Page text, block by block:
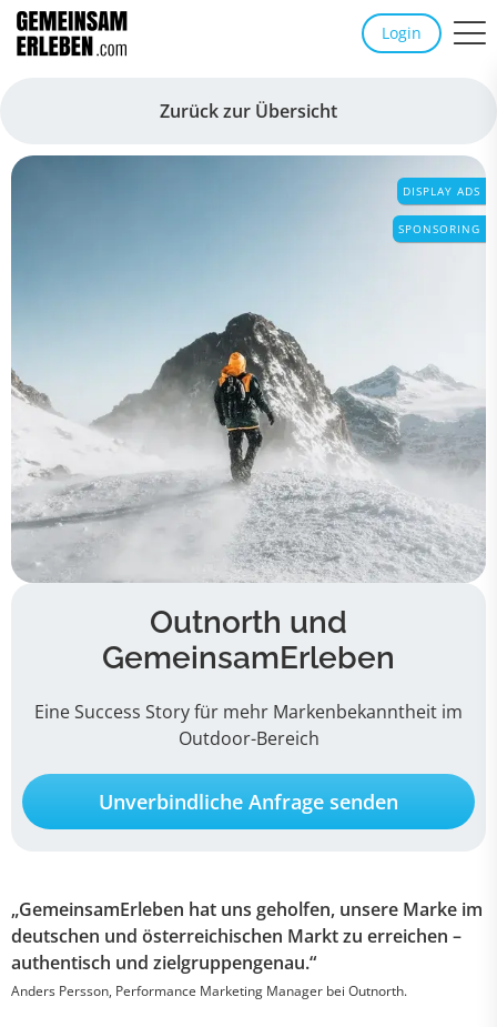
Login
Zurück zur Übersicht
DISPLAY ADS
SPONSORING
Outnorth und
GemeinsamErleben
Eine Success Story für mehr Markenbekanntheit im
Outdoor-Bereich
Unverbindliche Anfrage senden
„GemeinsamErleben hat uns geholfen, unsere Marke im
deutschen und österreichischen Markt zu erreichen –
authentisch und zielgruppengenau.“
Anders Persson, Performance Marketing Manager bei Outnorth.